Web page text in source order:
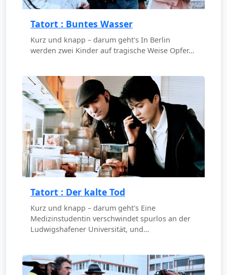
Tatort : Buntes Wasser
Kurz und knapp – darum geht's In Berlin
werden zwei Kinder auf tragische Weise Opfer…
Tatort : Der kalte Tod
Kurz und knapp – darum geht's Eine
Medizinstudentin verschwindet spurlos an der
Ludwigshafener Universität, und…